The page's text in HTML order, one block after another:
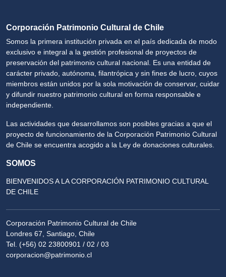
Corporación Patrimonio Cultural de Chile
Somos la primera institución privada en el país dedicada de modo
exclusivo e integral a la gestión profesional de proyectos de
preservación del patrimonio cultural nacional. Es una entidad de
carácter privado, autónoma, filantrópica y sin fines de lucro, cuyos
miembros están unidos por la sola motivación de conservar, cuidar
y difundir nuestro patrimonio cultural en forma responsable e
independiente.
Las actividades que desarrollamos son posibles gracias a que el
proyecto de funcionamiento de la Corporación Patrimonio Cultural
de Chile se encuentra acogido a la Ley de donaciones culturales.
SOMOS
BIENVENIDOS A LA CORPORACIÓN PATRIMONIO CULTURAL
DE CHILE
Corporación Patrimonio Cultural de Chile
Londres 67, Santiago, Chile
Tel. (+56) 02 23800901 / 02 / 03
corporacion@patrimonio.cl